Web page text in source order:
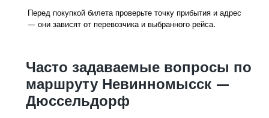
Перед покупкой билета проверьте точку прибытия и адрес
— они зависят от перевозчика и выбранного рейса.
Часто задаваемые вопросы по
маршруту Невинномысск —
Дюссельдорф